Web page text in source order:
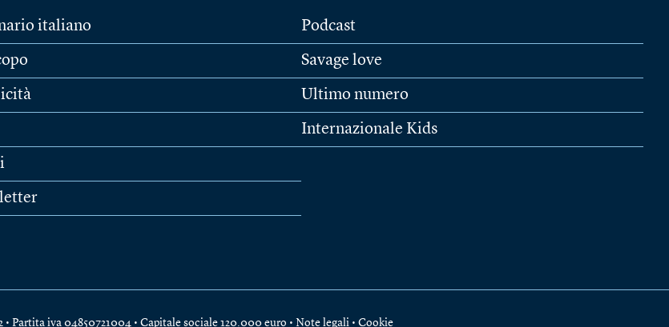
italiano Podcast
Savage love
Ultimo numero
Internazionale Kids
Partita iva 04850721004 • Capitale sociale 120.000 euro • Note legali • Cookie